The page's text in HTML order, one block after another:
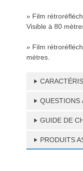
» Film
Visible à 80
» Film
mètres.
QUESTIONS
GUIDE DE
PRODUITS